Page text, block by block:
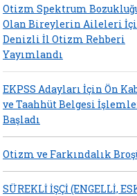
Otizm Spektrum
Olan Bireylerin Aileleri
Denizli İl Otizm Rehberi
Yayımlandı
EKPSS Adayları İçin Ön
ve Taahhüt Belgesi
Başladı
Otizm ve Farkındalık
SÜREKLİ İŞÇİ (ENGELLİ,